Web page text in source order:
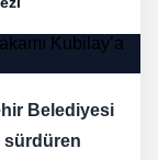
Belediyesi
sürdüren